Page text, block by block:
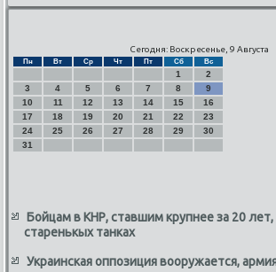
Сегодня: Воскресенье, 9 Августа
Пн Вт Ср Чт Пт Сб Вс
1
2
3
4 5 6 7 8
9
10
11 12 13 14 15
16
17
18 19 20 21 22
23
24
25 26 27 28 29
30
31
Бойцам в КНР, ставшим крупнее за 20
старенькых танках
Украинская оппозиция вооружается,